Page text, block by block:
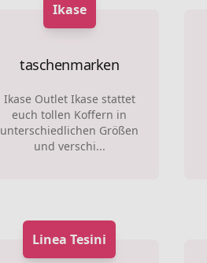
Ikase
taschenmarken
Ikase Outlet Ikase stattet
euch tollen Koffern in
unterschiedlichen Größen
und verschi...
Linea Tesini